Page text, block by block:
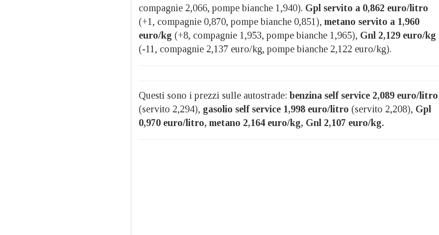
compagnie 2,066, pompe bianche 1,940). Gpl servito a 0,862 euro/litro
(+1, compagnie 0,870, pompe bianche 0,851), metano servito a 1,960
euro/kg (+8, compagnie 1,953, pompe bianche 1,965), Gnl 2,129 euro/kg
(-11, compagnie 2,137 euro/kg, pompe bianche 2,122 euro/kg).
Questi sono i prezzi sulle autostrade: benzina self service 2,089 euro/litro
(servito 2,294), gasolio self service 1,998 euro/litro (servito 2,208), Gpl
0,970 euro/litro, metano 2,164 euro/kg, Gnl 2,107 euro/kg.